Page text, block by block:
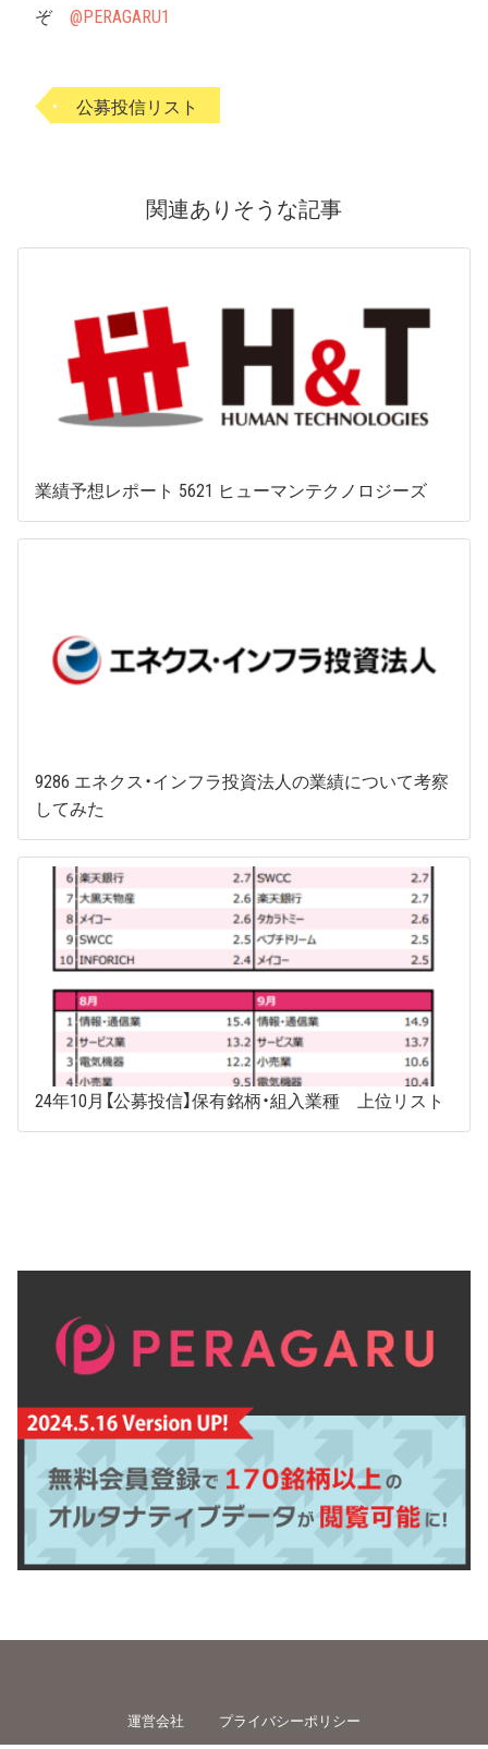
ぞ @PERAGARU1
公募投信リスト
関連ありそうな記事
業績予想レポート 5621 ヒューマンテクノロジーズ
9286 エネクス・インフラ投資法人の業績について考察
してみた
24年10月【公募投信】保有銘柄・組入業種 上位リスト
運営会社 プライバシーポリシー